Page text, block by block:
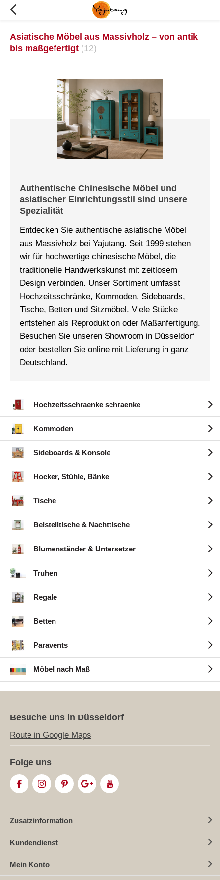
Asiatische Möbel aus Massivholz – von antik
bis maßgefertigt (12)
Authentische Chinesische Möbel und
asiatischer Einrichtungsstil sind unsere
Spezialität
Entdecken Sie authentische asiatische Möbel
aus Massivholz bei Yajutang. Seit 1999 stehen
wir für hochwertige chinesische Möbel, die
traditionelle Handwerkskunst mit zeitlosem
Design verbinden. Unser Sortiment umfasst
Hochzeitsschränke, Kommoden, Sideboards,
Tische, Betten und Sitzmöbel. Viele Stücke
entstehen als Reproduktion oder Maßanfertigung.
Besuchen Sie unseren Showroom in Düsseldorf
oder bestellen Sie online mit Lieferung in ganz
Deutschland.
Hochzeitsschraenke schraenke
Kommoden
Sideboards & Konsole
Hocker, Stühle, Bänke
Tische
Beistelltische & Nachttische
Blumenständer & Untersetzer
Truhen
Regale
Betten
Paravents
Möbel nach Maß
Besuche uns in Düsseldorf
Route in Google Maps
Folge uns
Zusatzinformation
Kundendienst
Mein Konto